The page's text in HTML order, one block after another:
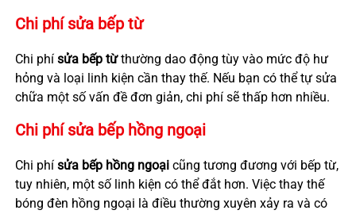
Chi phí sửa bếp từ
Chi phí sửa bếp từthường dao động tùy vào mức độ hư
hỏng và loại linh kiện cần thay thế. Nếu bạn có thể tự sửa
chữa một số vấn đề đơn giản, chi phí sẽ thấp hơn nhiều.
Chi phí sửa bếp hồng ngoại
Chi phí sửa bếp hồng ngoạicũng tương đương với bếp từ,
tuy nhiên, một số linh kiện có thể đắt hơn. Việc thay thế
bóng đèn hồng ngoại là điều thường xuyên xảy ra và có